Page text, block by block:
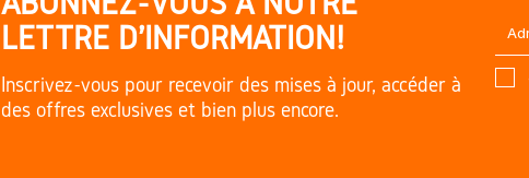
LETTRE D'INFORMATION!
Inscrivez-vous pour recevoir des mises à jour, accéder à
des offres exclusives et bien plus encore.